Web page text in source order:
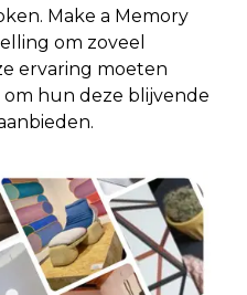
Make a Memory
om zoveel
ervaring moeten
hun deze blijvende